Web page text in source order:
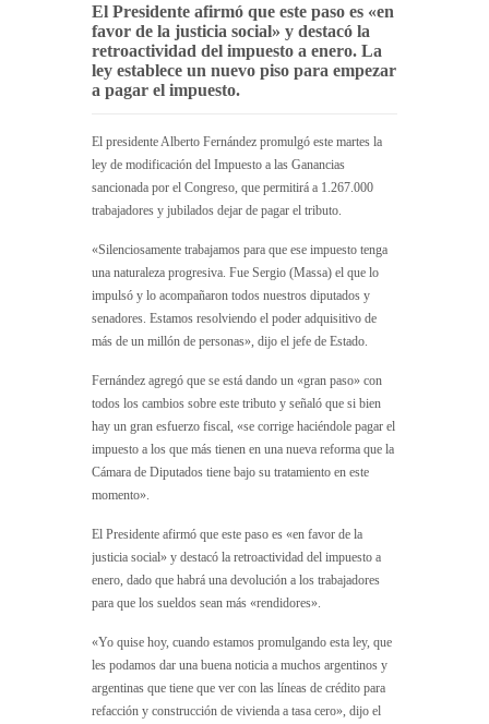
El Presidente afirmó que este paso es «en
favor de la justicia social» y destacó la
retroactividad del impuesto a enero. La
ley establece un nuevo piso para empezar
a pagar el impuesto.
El presidente Alberto Fernández promulgó este martes la
ley de modificación del Impuesto a las Ganancias
sancionada por el Congreso, que permitirá a 1.267.000
trabajadores y jubilados dejar de pagar el tributo.
«Silenciosamente trabajamos para que ese impuesto tenga
una naturaleza progresiva. Fue Sergio (Massa) el que lo
impulsó y lo acompañaron todos nuestros diputados y
senadores. Estamos resolviendo el poder adquisitivo de
más de un millón de personas», dijo el jefe de Estado.
Fernández agregó que se está dando un «gran paso» con
todos los cambios sobre este tributo y señaló que si bien
hay un gran esfuerzo fiscal, «se corrige haciéndole pagar el
impuesto a los que más tienen en una nueva reforma que la
Cámara de Diputados tiene bajo su tratamiento en este
momento».
El Presidente afirmó que este paso es «en favor de la
justicia social» y destacó la retroactividad del impuesto a
enero, dado que habrá una devolución a los trabajadores
para que los sueldos sean más «rendidores».
«Yo quise hoy, cuando estamos promulgando esta ley, que
les podamos dar una buena noticia a muchos argentinos y
argentinas que tiene que ver con las líneas de crédito para
refacción y construcción de vivienda a tasa cero», dijo el